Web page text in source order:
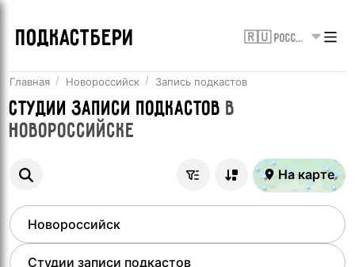
ПОДКАСТБЕРИ 🇷🇺 Россия
Главная Новороссийск Запись подкастов
Студии записи подкастов в
Новороссийске
На карте